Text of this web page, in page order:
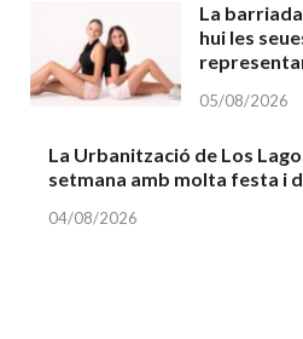
La
hui les
05/08/2026
La Urbanització de Los
setmana amb molta festa i
04/08/2026